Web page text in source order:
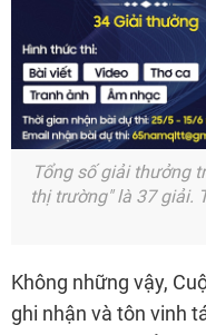
Tổng số giải thưởng
thị trường" là 37 giải.
Không những vậy,
ghi nhận và tôn vinh